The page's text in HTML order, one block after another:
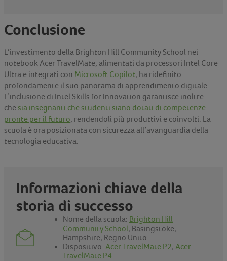
Conclusione
L’investimento della Brighton Hill Community School nei
notebook Acer TravelMate, alimentati da processori Intel Core
Ultra e integrati con Microsoft Copilot, ha ridefinito
profondamente il suo panorama di apprendimento digitale.
L’inclusione di Intel Skills for Innovation garantisce inoltre
che sia insegnanti che studenti siano dotati di competenze
pronte per il futuro, rendendoli più produttivi e coinvolti. La
scuola è ora posizionata con sicurezza all’avanguardia della
tecnologia educativa.
Informazioni chiave della
storia di successo
Nome della scuola: Brighton Hill
Community School, Basingstoke,
Hampshire, Regno Unito
Dispositivo: Acer TravelMate P2; Acer
TravelMate P4